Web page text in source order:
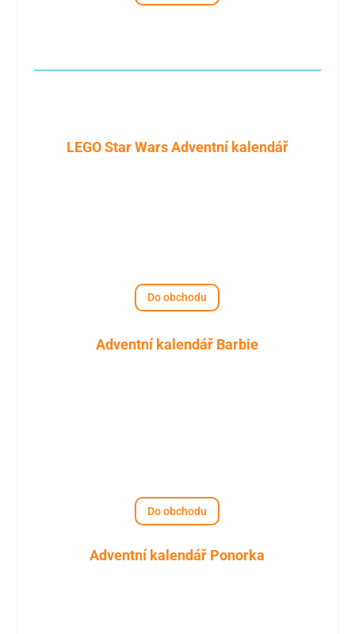
LEGO Star Wars Adventní kalendář
Do obchodu
Adventní kalendář Barbie
Do obchodu
Adventní kalendář Ponorka